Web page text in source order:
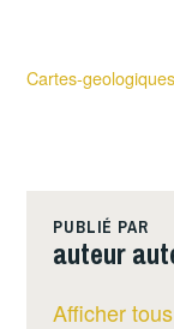
Cartes-
PUBLIÉ PAR
auteur
Afficher